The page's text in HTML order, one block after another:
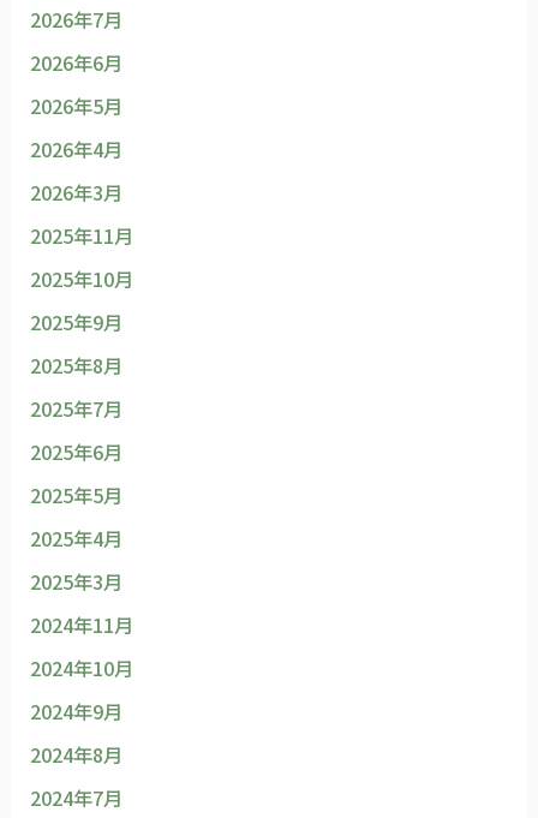
2026年7月
2026年6月
2026年5月
2026年4月
2026年3月
2025年11月
2025年10月
2025年9月
2025年8月
2025年7月
2025年6月
2025年5月
2025年4月
2025年3月
2024年11月
2024年10月
2024年9月
2024年8月
2024年7月